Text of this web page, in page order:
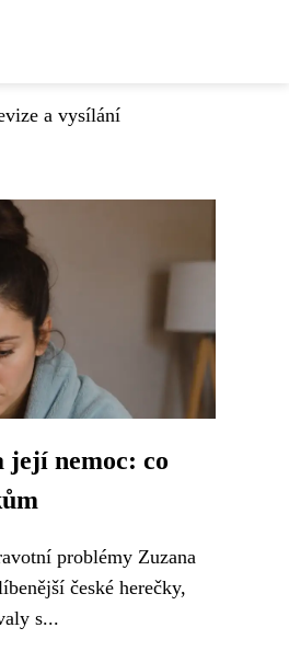
a vysílání
její nemoc: co
problémy Zuzana
české herečky,
s...